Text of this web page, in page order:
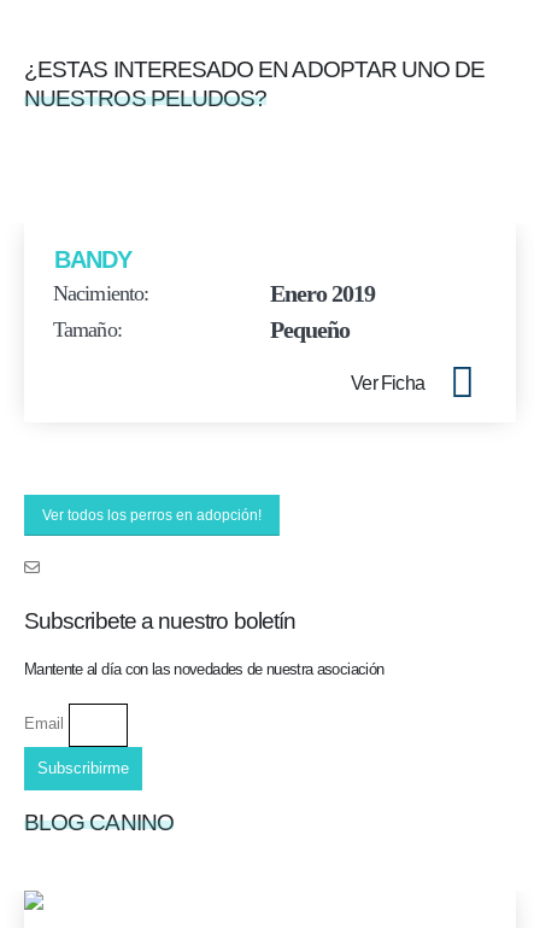
¿ESTAS INTERESADO EN ADOPTAR UNO DE
NUESTROS PELUDOS?
BANDY
Nacimiento: Enero 2019
Tamaño: Pequeño
Ver Ficha
Ver todos los perros en adopción!
Subscribete a nuestro boletín
Mantente al día con las novedades de nuestra asociación
Email
Subscribirme
BLOG CANINO